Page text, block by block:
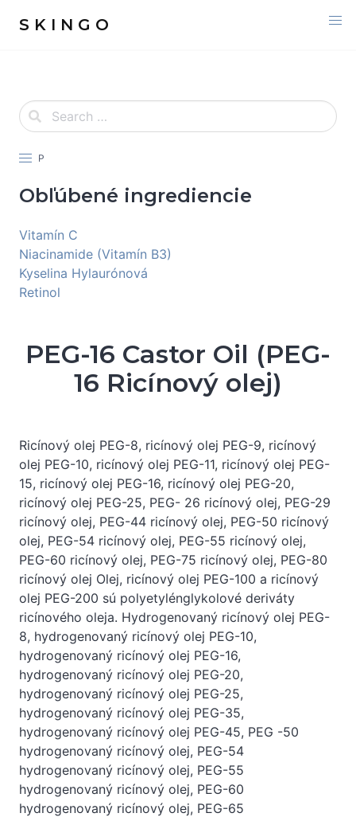
S K I N G O
P
Obľúbené ingrediencie
Vitamín C
Niacinamide (Vitamín B3)
Kyselina Hylaurónová
Retinol
PEG-16 Castor Oil (PEG-
16 Ricínový olej)
Ricínový olej PEG-8, ricínový olej PEG-9, ricínový
olej PEG-10, ricínový olej PEG-11, ricínový olej PEG-
15, ricínový olej PEG-16, ricínový olej PEG-20,
ricínový olej PEG-25, PEG- 26 ricínový olej, PEG-29
ricínový olej, PEG-44 ricínový olej, PEG-50 ricínový
olej, PEG-54 ricínový olej, PEG-55 ricínový olej,
PEG-60 ricínový olej, PEG-75 ricínový olej, PEG-80
ricínový olej Olej, ricínový olej PEG-100 a ricínový
olej PEG-200 sú polyetylénglykolové deriváty
ricínového oleja. Hydrogenovaný ricínový olej PEG-
8, hydrogenovaný ricínový olej PEG-10,
hydrogenovaný ricínový olej PEG-16,
hydrogenovaný ricínový olej PEG-20,
hydrogenovaný ricínový olej PEG-25,
hydrogenovaný ricínový olej PEG-35,
hydrogenovaný ricínový olej PEG-45, PEG -50
hydrogenovaný ricínový olej, PEG-54
hydrogenovaný ricínový olej, PEG-55
hydrogenovaný ricínový olej, PEG-60
hydrogenovaný ricínový olej, PEG-65